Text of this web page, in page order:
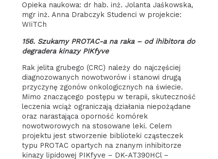
Opieka naukowa: dr hab. inż. Jolanta Jaśkowska,
mgr inż. Anna Drabczyk Studenci w projekcie:
WIiTCh
156. Szukamy PROTAC-a na raka – od ihibitora do
degradera kinazy PIKfyve
Rak jelita grubego (CRC) należy do najczęściej
diagnozowanych nowotworów i stanowi drugą
przyczynę zgonów onkologicznych na świecie.
Mimo znaczącego postępu w terapii, skuteczność
leczenia wciąż ograniczają działania niepożądane
oraz narastająca oporność komórek
nowotworowych na stosowane leki. Celem
projektu jest stworzenie biblioteki cząsteczek
typu PROTAC opartych na znanym inhibitorze
kinazy lipidowej PIKfyve – DK-AT390HCl –